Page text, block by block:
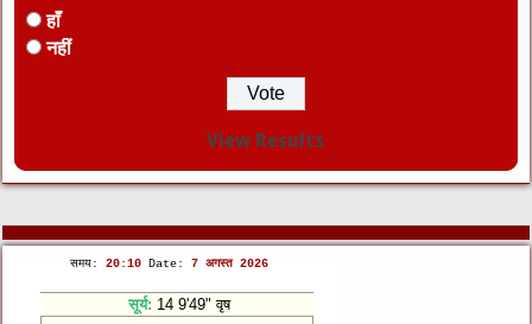
हाँ
नहीं
View Results